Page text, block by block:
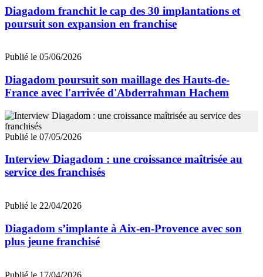
Diagadom franchit le cap des 30 implantations et
poursuit son expansion en franchise
Publié le 05/06/2026
Diagadom poursuit son maillage des Hauts-de-
France avec l'arrivée d'Abderrahman Hachem
Publié le 07/05/2026
Interview Diagadom : une croissance maîtrisée au
service des franchisés
Publié le 22/04/2026
Diagadom s’implante à Aix-en-Provence avec son
plus jeune franchisé
Publié le 17/04/2026